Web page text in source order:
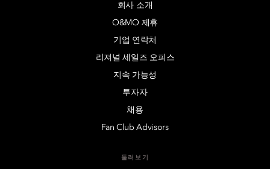
회사 소개
O&MO 제휴
기업 연락처
리져널 세일즈 오피스
지속 가능성
투자자
채용
Fan Club Advisors
둘러보기